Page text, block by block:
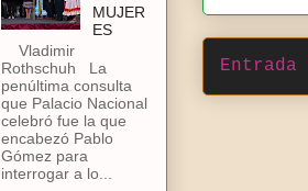
Entrada
MUJER
ES
Vladimir
Rothschuh La
penúltima consulta
que Palacio Nacional
celebró fue la que
encabezó Pablo
Gómez para
interrogar a lo...